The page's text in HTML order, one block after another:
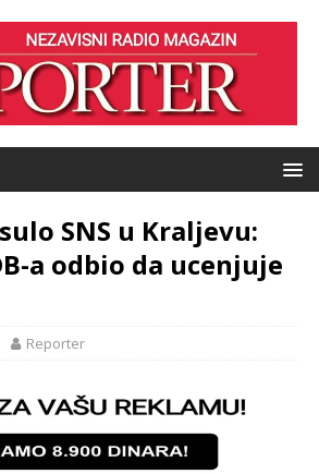
SNS u Kraljevu:
a odbio da ucenjuje
Reporter